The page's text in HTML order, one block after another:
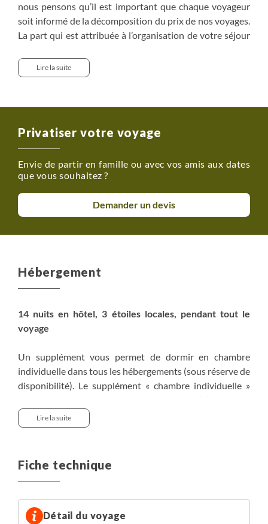
nous pensons qu’il est important que chaque voyageur
soit informé de la décomposition du prix de nos voyages.
La part qui est attribuée à l’organisation de votre séjour
notamment du fait du coût de la vie, du choix de la
compagnie aérienne utilisée pour vous rendre à
d’hôtels, les repas, le salaire de votre guide, les véhicules
existe de nombreux coûts cachés qui sont difficilement
identifiables au premier regard mais nécessaire pour le
bon déroulement de votre voyage, la sécurité ou le
respect des réglementations locales.
Supplément chambre individuelle : nous consulter pour
Lire la suite
Privatiser votre voyage
Envie de partir en famille ou avec vos amis aux dates
que vous souhaitez ?
Demander un devis
Hébergement
14 nuits en hôtel, 3 étoiles locales, pendant tout le
voyage
Un supplément vous permet de dormir en chambre
individuelle dans tous les hébergements (sous réserve de
disponibilité). Le supplément « chambre individuelle »
(ou « simple ») vous permet de dormir seul(e), en toute
tranquillité : ce n’est ni un surclassement, ni la garantie
d’avoir une chambre aussi spacieuse qu’une chambre
petites chambres aux occupations individuelles.
pouvant changer selon la disponibilité au moment de
votre réservation) :
Lire la suite
Fiche technique
Détail du voyage